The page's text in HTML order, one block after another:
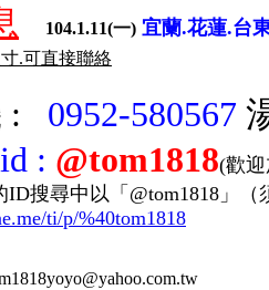
104.1.11(一) 宜蘭.花蓮.台
.可直接聯絡
: 0952-580567
: @tom1818(歡
中以「@tom1818」（須
ti/p/%40tom1818
@yahoo.com.tw